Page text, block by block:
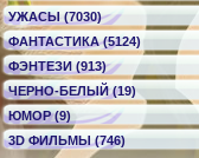
УЖАСЫ (7030)
ФАНТАСТИКА (5124)
ФЭНТЕЗИ (913)
ЧЕРНО-БЕЛЫЙ (19)
ЮМОР (9)
3D ФИЛЬМЫ (746)